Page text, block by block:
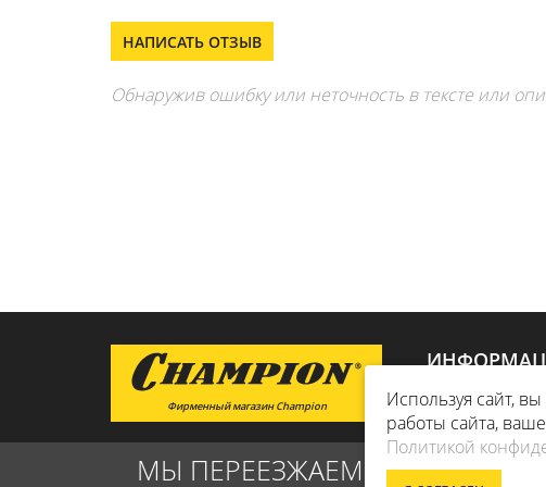
НАПИСАТЬ ОТЗЫВ
Обнаружив ошибку или неточность в тексте или
МЫ ПЕРЕЕЗЖАЕМ! С 21 ИЮЛЯ
Фирменный магазин Champion
ДОСТАВКА
О КОМПАНИИ
Используя сайт,
работы сайта,
Политикой